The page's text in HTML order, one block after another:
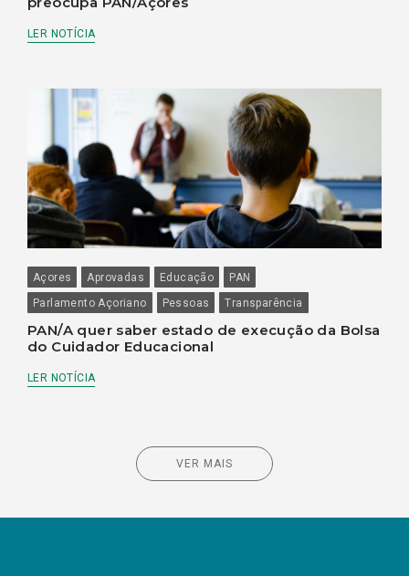
LER NOTÍCIA
Açores Aprovadas Educação
PAN
Parlamento Açoriano
Pessoas Transparência
PAN/A quer saber estado de execução da Bolsa
do Cuidador Educacional
LER NOTÍCIA
VER MAIS